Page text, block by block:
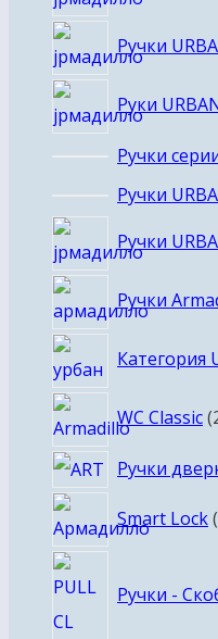
Ручки
Руки
Ручки
Ручки
Ручки
Ручки
Категория
WC Classic
Ручки
Smart Lock
Ручки -